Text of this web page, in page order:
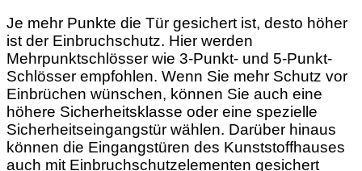
Je mehr Punkte die Tür gesichert ist, desto höher
ist der Einbruchschutz. Hier werden
Mehrpunktschlösser wie 3-Punkt- und 5-Punkt-
Schlösser empfohlen. Wenn Sie mehr Schutz vor
Einbrüchen wünschen, können Sie auch eine
höhere Sicherheitsklasse oder eine spezielle
Sicherheitseingangstür wählen. Darüber hinaus
können die Eingangstüren des Kunststoffhauses
auch mit Einbruchschutzelementen gesichert